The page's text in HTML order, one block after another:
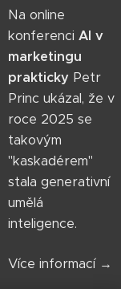
Na online
konferenci AI v
marketingu
prakticky Petr
Princ ukázal, že v
roce 2025 se
takovým
"kaskadérem"
stala generativní
umělá
inteligence.
Více informací →